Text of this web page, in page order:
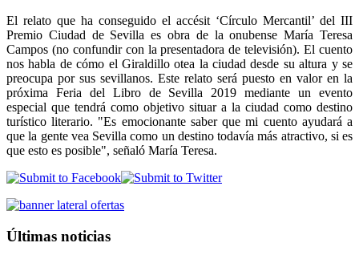
El relato que ha conseguido el accésit ‘Círculo Mercantil’ del III
Premio Ciudad de Sevilla es obra de la onubense María Teresa
Campos (no confundir con la presentadora de televisión). El cuento
nos habla de cómo el Giraldillo otea la ciudad desde su altura y se
preocupa por sus sevillanos. Este relato será puesto en valor en la
próxima Feria del Libro de Sevilla 2019 mediante un evento
especial que tendrá como objetivo situar a la ciudad como destino
turístico literario. "Es emocionante saber que mi cuento ayudará a
que la gente vea Sevilla como un destino todavía más atractivo, si es
que esto es posible", señaló María Teresa.
Últimas noticias